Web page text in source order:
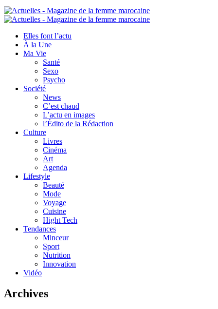
Elles font l’actu
À la Une
Ma Vie
Santé
Sexo
Psycho
Société
News
C’est chaud
L’actu en images
l’Édito de la Rédaction
Culture
Livres
Cinéma
Art
Agenda
Lifestyle
Beauté
Mode
Voyage
Cuisine
Hight Tech
Tendances
Minceur
Sport
Nutrition
Innovation
Vidéo
Archives